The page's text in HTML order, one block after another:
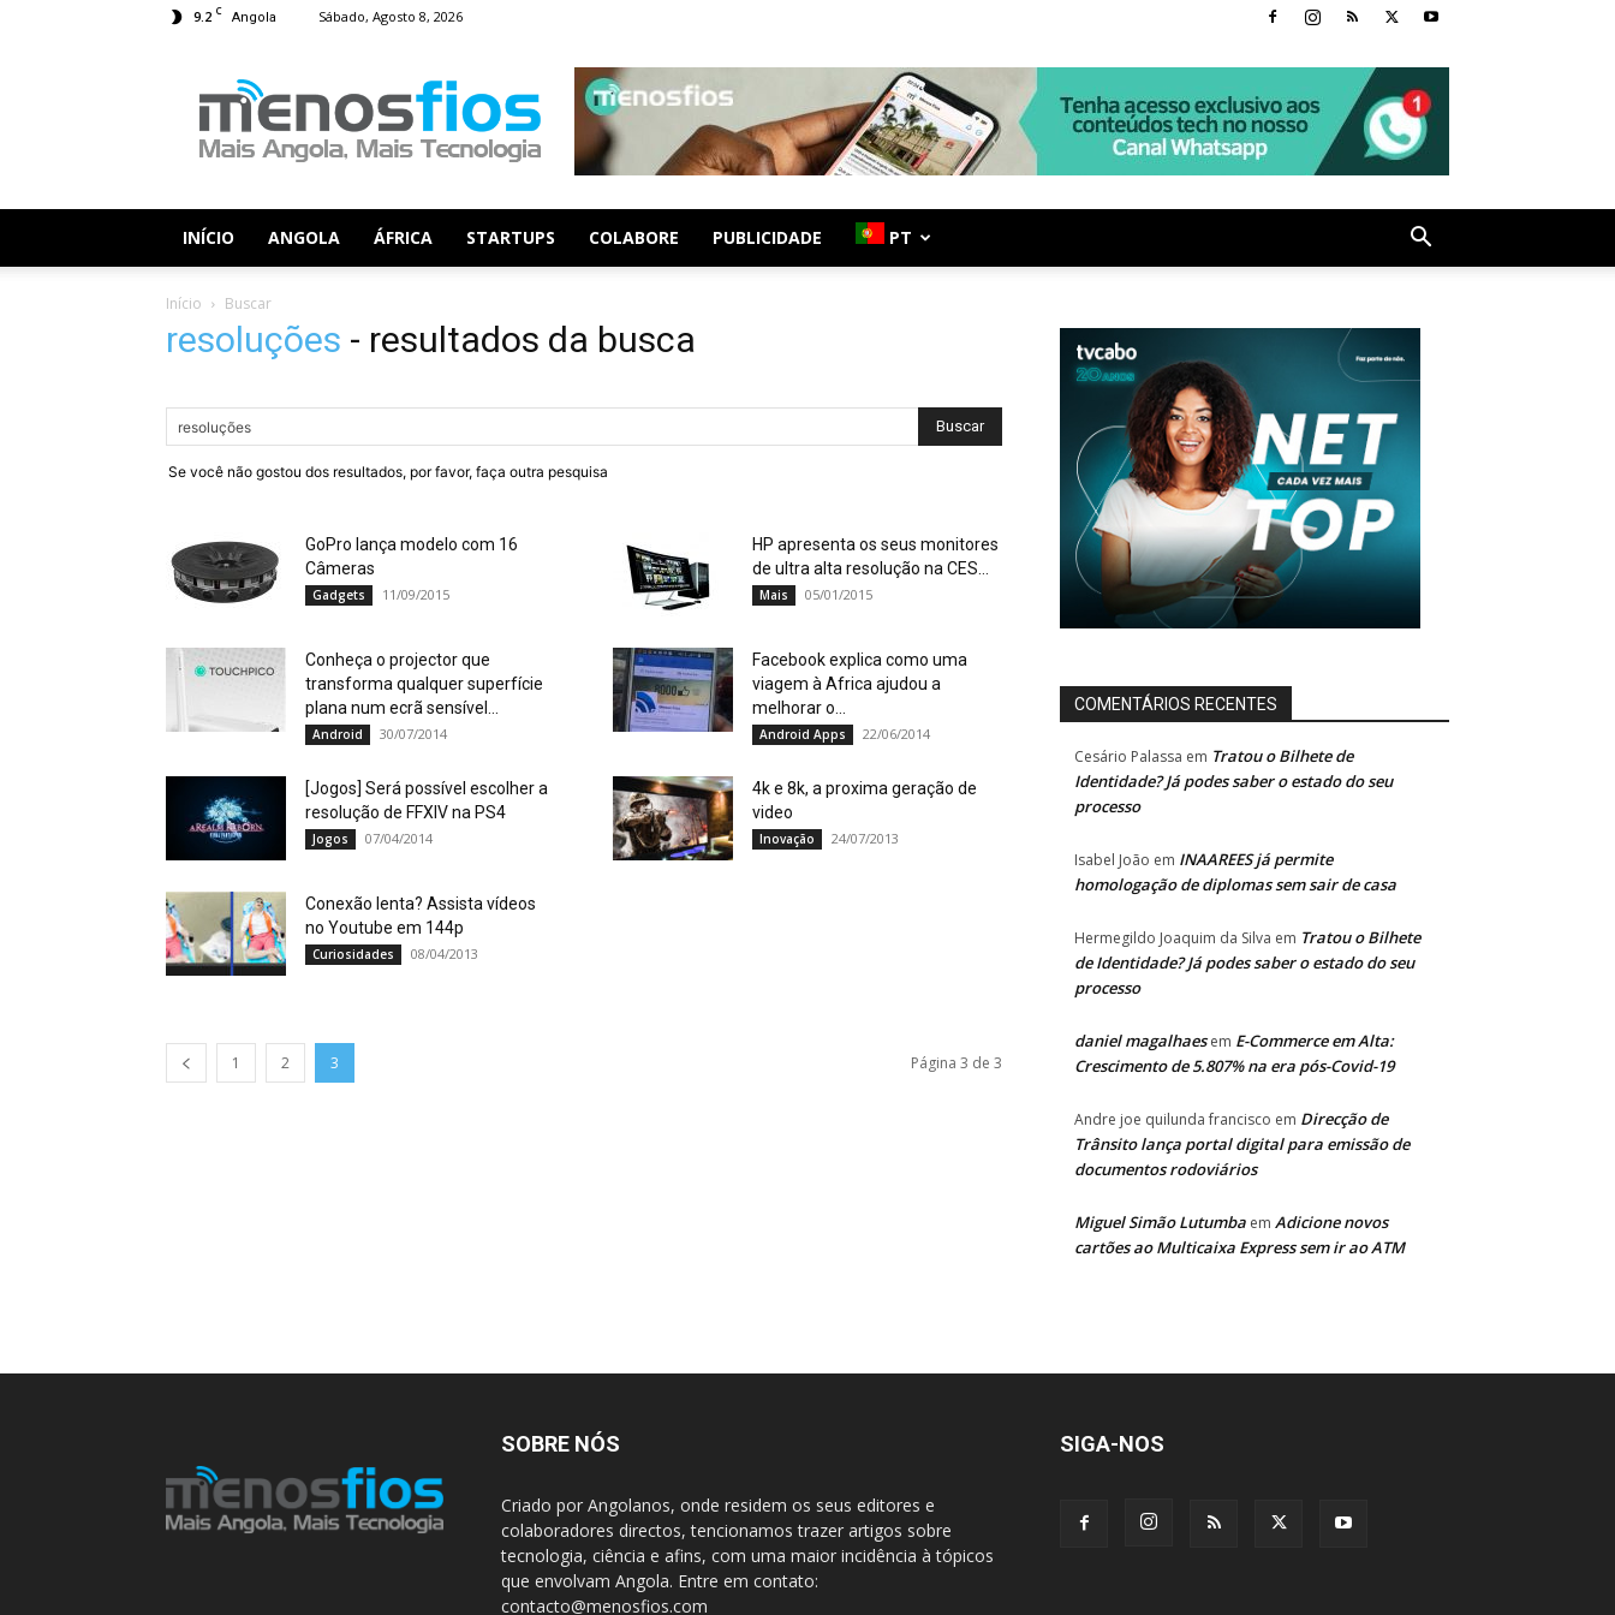
9.2 C Angola Sábado, Agosto 8, 2026
Fios
INÍCIO ANGOLA ÁFRICA STARTUPS COLABORE PUBLICIDADE PT
Início Buscar
resoluções - resultados da busca
Se você não gostou dos resultados, por favor, faça outra pesquisa
GoPro lança modelo com 16
Câmeras
Gadgets 11/09/2015
HP apresenta os seus monitores
de ultra alta resolução na CES...
Mais 05/01/2015
Conheça o projector que
transforma qualquer superfície
plana num ecrã sensível...
Android 30/07/2014
Facebook explica como uma
viagem à Africa ajudou a
melhorar o...
Android Apps 22/06/2014
[Jogos] Será possível escolher a
resolução de FFXIV na PS4
Jogos 07/04/2014
4k e 8k, a proxima geração de
video
Inovação 24/07/2013
Conexão lenta? Assista vídeos
no Youtube em 144p
Curiosidades 08/04/2013
1 2 3 Página 3 de 3
COMENTÁRIOS RECENTES
Cesário Palassa em Tratou o Bilhete de
Identidade? Já podes saber o estado do seu
processo
Isabel João em INAAREES já permite
homologação de diplomas sem sair de casa
Hermegildo Joaquim da Silva em Tratou o Bilhete
de Identidade? Já podes saber o estado do seu
processo
daniel magalhaesem E-Commerce em Alta:
Crescimento de 5.807% na era pós-Covid-19
Andre joe quilunda francisco em Direcção de
Trânsito lança portal digital para emissão de
documentos rodoviários
Miguel Simão Lutumba em Adicione novos
cartões ao Multicaixa Express sem ir ao ATM
SOBRE NÓS
Criado por Angolanos, onde residem os seus editores e
colaboradores directos, tencionamos trazer artigos sobre
tecnologia, ciência e afins, com uma maior incidência à tópicos
que envolvam Angola. Entre em contato:
contacto@menosfios.com
SIGA-NOS